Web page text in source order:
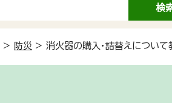
> 防災 > 消火器の購入・詰替えについて